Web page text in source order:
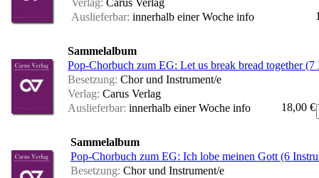
Verlag: Carus Verlag
Auslieferbar: innerhalb einer Woche info
Sammelalbum
Pop-Chorbuch zum EG: Let us break bread together (7
Besetzung: Chor und Instrument/e
Verlag: Carus Verlag
Auslieferbar: innerhalb einer Woche info 18,00 €
Sammelalbum
Pop-Chorbuch zum EG: Ich lobe meinen Gott (6
Besetzung: Chor und Instrument/e